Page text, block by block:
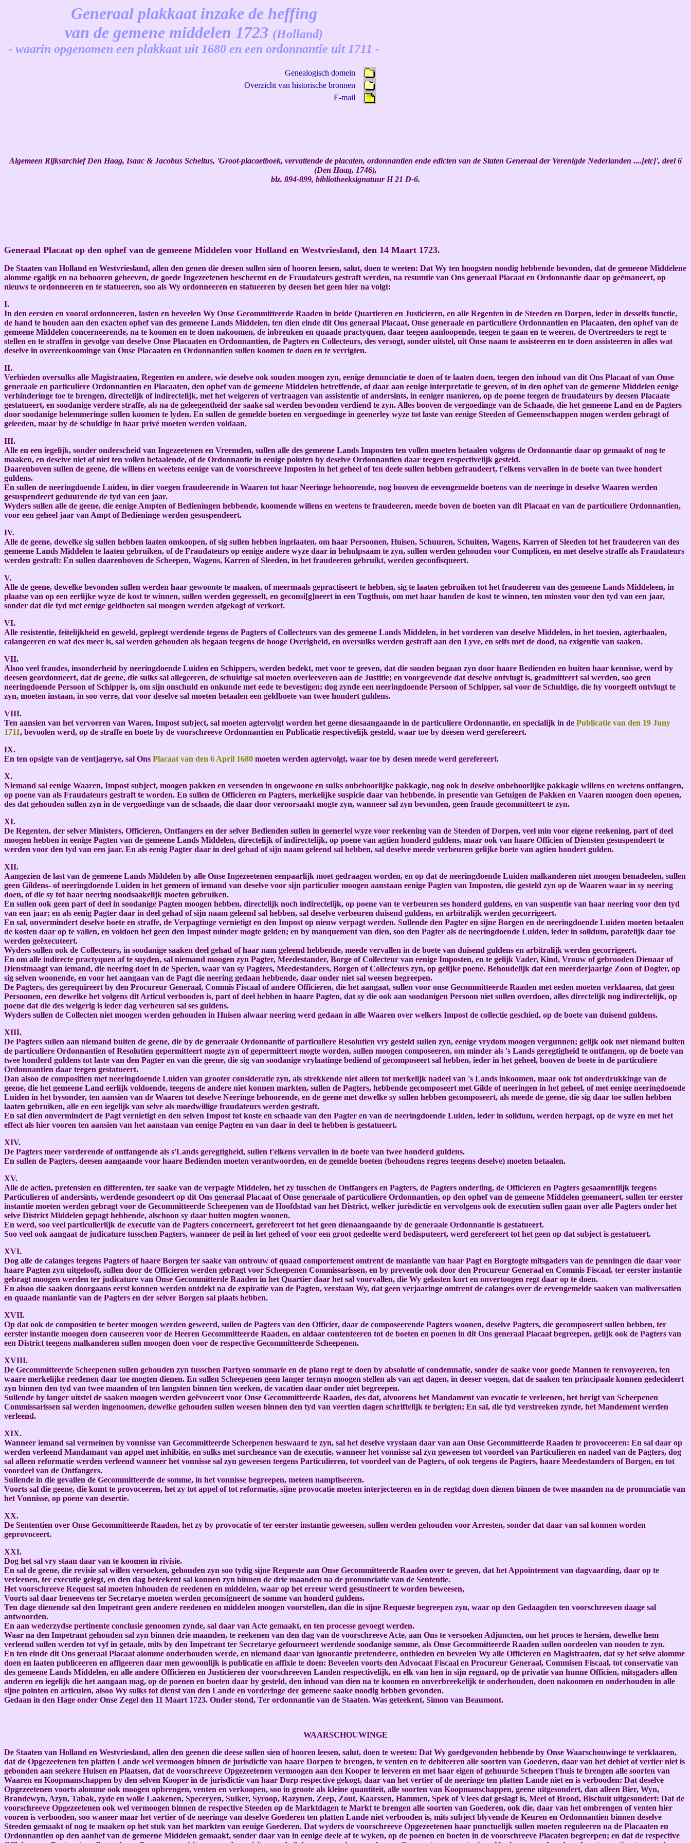
Generaal plakkaat inzake de heffing
van de gemene middelen 1723 (Holland)
- waarin opgenomen een plakkaat uit 1680 en een ordonnantie uit 1711 -
Genealogisch domein
Overzicht van historische bronnen
E-mail
Algemeen Rijksarchief Den Haag, Isaac & Jacobus Scheltus, 'Groot-placaetboek, vervattende de placaten, ordonnantien ende edicten van de Staten Generaal der Verenigde Nederlanden ....[etc]', deel 6
(Den Haag, 1746),
blz. 894-899, bibliotheeksignatuur H 21 D-6.
Generaal Placaat op den ophef van de gemeene Middelen voor Holland en Westvriesland, den 14 Maart 1723.
De Staaten van Holland en Westvriesland, allen den genen die deesen sullen sien of hooren leesen, salut, doen te weeten: Dat Wy ten hoogsten noodig hebbende bevonden, dat de gemeene Middelene
alomme egalijk en na behooren geheeven, de goede Ingezeetenen beschermt en de Fraudateurs gestraft werden, na resumtie van Ons generaal Placaat en Ordonnantie daar op geëmaneert, op
nieuws te ordonneeren en te statueeren, soo als Wy ordonneeren en statueeren by deesen het geen hier na volgt:
I.
In den eersten en vooral ordonneeren, lasten en beveelen Wy Onse Gecommitteerde Raaden in beide Quartieren en Justicieren, en alle Regenten in de Steeden en Dorpen, ieder in desselfs functie,
de hand te houden aan den exacten ophef van des gemeene Lands Middelen, ten dien einde dit Ons generaal Placaat, Onse generaale en particuliere Ordonnantien en Placaaten, den ophef van de
gemeene Middelen concerneerende, na te koomen en te doen nakoomen, de inbreuken en quaade practyquen, daar teegen aanloopende, teegen te gaan en te weeren, de Overtreeders te regt te
stellen en te straffen in gevolge van deselve Onse Placaaten en Ordonnantien, de Pagters en Collecteurs, des versogt, sonder uitstel, uit Onse naam te assisteeren en te doen assisteeren in alles wat
deselve in overeenkoominge van Onse Placaaten en Ordonnantien sullen koomen te doen en te verrigten.
II.
Verbieden oversulks alle Magistraaten, Regenten en andere, wie deselve ook souden moogen zyn, eenige denunciatie te doen of te laaten doen, teegen den inhoud van dit Ons Placaat of van Onse
generaale en particuliere Ordonnantien en Placaaten, den ophef van de gemeene Middelen betreffende, of daar aan eenige interpretatie te geeven, of in den ophef van de gemeene Middelen eenige
verhinderinge toe te brengen, directelijk of indirectelijk, met het weigeren of vertraagen van assistentie of andersints, in eeniger manieren, op de poene teegen de fraudateurs by deesen Placaate
gestatueert, en soodanige verdere straffe, als na de geleegentheid der saake sal werden bevonden verdiend te zyn. Alles booven de vergoedinge van de Schaade, die het gemeene Land en de Pagters
door soodanige belemmeringe sullen koomen te lyden. En sullen de gemelde boeten en vergoedinge in geenerley wyze tot laste van eenige Steeden of Gemeenschappen mogen werden gebragt of
geleeden, maar by de schuldige in haar privé moeten werden voldaan.
III.
Alle en een iegelijk, sonder onderscheid van Ingezeetenen en Vreemden, sullen alle des gemeene Lands Imposten ten vollen moeten betaalen volgens de Ordonnantie daar op gemaakt of nog te
maaken, en deselve niet of niet ten vollen betaalende, of de Ordonnantie in eenige pointen by deselve Ordonnantien daar teegen respectivelijk gesteld.
Daarenboven sullen de geene, die willens en weetens eenige van de voorschreeve Imposten in het geheel of ten deele sullen hebben gefraudeert, t'elkens vervallen in de boete van twee hondert
guldens.
En sullen de neeringdoende Luiden, in dier voegen fraudeerende in Waaren tot haar Neeringe behoorende, nog booven de eevengemelde boetens van de neeringe in deselve Waaren werden
gesuspendeert geduurende de tyd van een jaar.
Wyders sullen alle de geene, die eenige Ampten of Bedieningen hebbende, koomende willens en weetens te fraudeeren, meede boven de boeten van dit Placaat en van de particuliere Ordonnantien,
voor een geheel jaar van Ampt of Bedieninge werden gesuspendeert.
IV.
Alle de geene, dewelke sig sullen hebben laaten omkoopen, of sig sullen hebben ingelaaten, om haar Persoonen, Huisen, Schuuren, Schuiten, Wagens, Karren of Sleeden tot het fraudeeren van des
gemeene Lands Middelen te laaten gebruiken, of de Fraudateurs op eenige andere wyze daar in behulpsaam te zyn, sullen werden gehouden voor Complicen, en met deselve straffe als Fraudateurs
werden gestraft: En sullen daarenboven de Scheepen, Wagens, Karren of Sleeden, in het fraudeeren gebruikt, werden geconfisqueert.
V.
Alle de geene, dewelke bevonden sullen werden haar gewoonte te maaken, of meermaals gepractiseert te hebben, sig te laaten gebruiken tot het fraudeeren van des gemeene Lands Middeleen, in
plaatse van op een eerlijke wyze de kost te winnen, sullen werden gegeesselt, en geconsi[g]neert in een Tugthuis, om met haar handen de kost te winnen, ten minsten voor den tyd van een jaar,
sonder dat die tyd met eenige geldboeten sal moogen werden afgekogt of verkort.
VI.
Alle resistentie, feitelijkheid en geweld, gepleegt werdende tegens de Pagters of Collecteurs van des gemeene Lands Middelen, in het vorderen van deselve Middelen, in het toesien, agterhaalen,
calangeeren en wat des meer is, sal werden gehouden als begaan teegens de hooge Overigheid, en oversulks werden gestraft aan den Lyve, en selfs met de dood, na exigentie van saaken.
VII.
Alsoo veel fraudes, insonderheid by neeringdoende Luiden en Schippers, werden bedekt, met voor te geeven, dat die souden begaan zyn door haare Bedienden en buiten haar kennisse, werd by
deesen geordonneert, dat de geene, die sulks sal allegeeren, de schuldige sal moeten overleeveren aan de Justitie; en voorgeevende dat deselve ontvlugt is, geadmitteert sal werden, soo geen
neeringdoende Persoon of Schipper is, om sijn onschuld en onkunde met eede te bevestigen; dog zynde een neeringdoende Persoon of Schipper, sal voor de Schuldige, die hy voorgeeft ontvlugt te
zyn, moeten instaan, in soo verre, dat voor deselve sal moeten betaalen een geldboete van twee hondert guldens.
VIII.
Ten aansien van het vervoeren van Waren, Impost subject, sal moeten agtervolgt worden het geene diesaangaande in de particuliere Ordonnantie, en specialijk in de Publicatie van den 19 Juny
1711, bevoolen werd, op de straffe en boete by de voorschreeve Ordonnantien en Publicatie respectivelijk gesteld, waar toe by deesen werd gerefereert.
IX.
En ten opsigte van de ventjagerye, sal Ons Placaat van den 6 April 1680 moeten werden agtervolgt, waar toe by desen meede werd gerefereert.
X.
Niemand sal eenige Waaren, Impost subject, moogen pakken en versenden in ongewoone en sulks onbehoorlijke pakkagie, nog ook in deselve onbehoorlijke pakkagie willens en weetens ontfangen,
op poene van als Fraudateurs gestraft te worden. En sullen de Officieren en Pagters, merkelijke suspicie daar van hebbende, in presentie van Getuigen de Pakken en Vaaren moogen doen openen,
des dat gehouden sullen zyn in de vergoedinge van de schaade, die daar door veroorsaakt mogte zyn, wanneer sal zyn bevonden, geen fraude gecommitteert te zyn.
XI.
De Regenten, der selver Ministers, Officieren, Ontfangers en der selver Bedienden sullen in geenerlei wyze voor reekening van de Steeden of Dorpen, veel min voor eigene reekening, part of deel
moogen hebben in eenige Pagten van de gemeene Lands Middelen, directelijk of indirectelijk, op poene van agtien honderd guldens, maar ook van haare Officien of Diensten gesuspendeert te
werden voor den tyd van een jaar. En als eenig Pagter daar in deel gehad of sijn naam geleend sal hebben, sal deselve meede verbeuren gelijke boete van agtien hondert gulden.
XII.
Aangezien de last van de gemeene Lands Middelen by alle Onse Ingezeetenen eenpaarlijk moet gedraagen worden, en op dat de neeringdoende Luiden malkanderen niet moogen benadeelen, sullen
geen Gildens- of neeringdoende Luiden in het gemeen of iemand van deselve voor sijn particulier moogen aanstaan eenige Pagten van Imposten, die gesteld zyn op de Waaren waar in sy neering
doen, of die sy tot haar neering noodsaakelijk moeten gebruiken.
En sullen ook geen part of deel in soodanige Pagten moogen hebben, directelijk noch indirectelijk, op poene van te verbeuren ses honderd guldens, en van suspentie van haar neering voor den tyd
van een jaar; en als eenig Pagter daar in deel gehad of sijn naam geleend sal hebben, sal deselve verbeuren duisend guldens, en arbitralijk werden gecorrigeert.
En sal, onvermindert deselve boete en straffe, de Verpagtinge vernietigt en den Impost op nieuw verpagt werden. Sullende den Pagter en sijne Borgen en de neeringdoende Luiden moeten betaalen
de kosten daar op te vallen, en voldoen het geen den Impost minder mogte gelden; en by manquement van dien, soo den Pagter als de neeringdoende Luiden, ieder in solidum, paratelijk daar toe
werden geëxecuteert.
Wyders sullen ook de Collecteurs, in soodanige saaken deel gehad of haar nam geleend hebbende, meede vervallen in de boete van duisend guldens en arbitralijk werden gecorrigeert.
En om alle indirecte practyquen af te snyden, sal niemand moogen zyn Pagter, Meedestander, Borge of Collecteur van eenige Imposten, en te gelijk Vader, Kind, Vrouw of gebrooden Dienaar of
Dienstmaagt van iemand, die neering doet in de Specien, waar van sy Pagters, Meedestanders, Borgen of Collecteurs zyn, op gelijke poene. Behoudelijk dat een meerderjaarige Zoon of Dogter, op
sig selven woonende, en voor het aangaan van de Pagt die neering gedaan hebbende, daar onder niet sal weesen begreepen.
De Pagters, des gerequireert by den Procureur Generaal, Commis Fiscaal of andere Officieren, die het aangaat, sullen voor onse Gecommitteerde Raaden met eeden moeten verklaaren, dat geen
Persoonen, een dewelke het volgens dit Articul verbooden is, part of deel hebben in haare Pagten, dat sy die ook aan soodanigen Persoon niet sullen overdoen, alles directelijk nog indirectelijk, op
poene dat die des weigerig is ieder dag verbeuren sal ses guldens.
Wyders sullen de Collecten niet moogen werden gehouden in Huisen alwaar neering werd gedaan in alle Waaren over welkers Impost de collectie geschied, op de boete van duisend guldens.
XIII.
De Pagters sullen aan niemand buiten de geene, die by de generaale Ordonnantie of particuliere Resolutien vry gesteld sullen zyn, eenige vrydom moogen vergunnen; gelijk ook met niemand buiten
de particuliere Ordonnantien of Resolutien gepermitteert mogte zyn of gepermitteert mogte worden, sullen moogen composeeren, om minder als 's Lands geregtigheid te ontfangen, op de boete van
twee honderd guldens tot laste van den Pagter en van die geene, die sig van soodanige vrylaatinge bediend of gecomposeert sal hebben, ieder in het geheel, booven de boete in de particuliere
Ordonnantien daar teegen gestatueert.
Dan alsoo de compositien met neeringdoende Luiden van grooter consideratie zyn, als strekkende niet alleen tot merkelijk nadeel van 's Lands inkoomen, maar ook tot onderdrukkinge van de
geene, die het gemeene Land eerlijk voldoende, teegens de andere niet konnen markten, sullen de Pagters, hebbende gecomposeert met Gilde of neeringen in het geheel, of met eenige neeringdoende
Luiden in het bysonder, ten aansien van de Waaren tot deselve Neeringe behoorende, en de geene met dewelke sy sullen hebben gecomposeert, als meede de geene, die sig daar toe sullen hebben
laaten gebruiken, alle en een iegelijk van selve als moedwillige fraudateurs werden gestraft.
En sal dien onvermindert de Pagt vernietigt en den selven Impost tot koste en schaade van den Pagter en van de neeringdoende Luiden, ieder in solidum, werden herpagt, op de wyze en met het
effect als hier vooren ten aansien van het aanstaan van eenige Pagten en van daar in deel te hebben is gestatueert.
XIV.
De Pagters meer vorderende of ontfangende als s'Lands geregtigheid, sullen t'elkens vervallen in de boete van twee honderd guldens.
En sullen de Pagters, deesen aangaande voor haare Bedienden moeten verantwoorden, en de gemelde boeten (behoudens regres teegens deselve) moeten betaalen.
XV.
Alle de actien, pretensien en differenten, ter saake van de verpagte Middelen, het zy tusschen de Ontfangers en Pagters, de Pagters onderling, de Officieren en Pagters gesaamentlijk teegens
Particulieren of andersints, werdende gesondeert op dit Ons generaal Placaat of Onse generaale of particuliere Ordonnantien, op den ophef van de gemeene Middelen geemaneert, sullen ter eerster
instantie moeten werden gebragt voor de Gecommitteerde Scheepenen van de Hoofdstad van het District, welker jurisdictie en vervolgens ook de executien sullen gaan over alle Pagters onder het
selve District Middelen gepagt hebbende, alschoon sy daar buiten mogten woonen.
En werd, soo veel particulierlijk de executie van de Pagters concerneert, gerefereert tot het geen dienaangaande by de generaale Ordonnantie is gestatueert.
Soo veel ook aangaat de judicature tusschen Pagters, wanneer de peil in het geheel of voor een groot gedeelte werd bedisputeert, werd gerefereert tot het geen op dat subject is gestatueert.
XVI.
Dog alle de calanges teegens Pagters of haare Borgen ter saake van ontrouw of quaad comportement omtrent de maniantie van haar Pagt en Borgtogte mitsgaders van de penningen die daar voor
haare Pagten zyn uitgelooft, sullen door de Officieren werden gebragt voor Scheepenen Commissarissen, en by preventie ook door den Procureur Generaal en Commis Fiscaal, ter eerster instantie
gebragt moogen werden ter judicature van Onse Gecommitterde Raaden in het Quartier daar het sal voorvallen, die Wy gelasten kort en onvertoogen regt daar op te doen.
En alsoo die saaken doorgaans eerst konnen werden ontdekt na de expiratie van de Pagten, verstaan Wy, dat geen verjaaringe omtrent de calanges over de eevengemelde saaken van maliversatien
en quaade maniantie van de Pagters en der selver Borgen sal plaats hebben.
XVII.
Op dat ook de compositien te beeter moogen werden geweerd, sullen de Pagters van den Officier, daar de composeerende Pagters woonen, deselve Pagters, die gecomposeert sullen hebben, ter
eerster instantie moogen doen causeeren voor de Heeren Gecommitteerde Raaden, en aldaar contenteeren tot de boeten en poenen in dit Ons generaal Placaat begreepen, gelijk ook de Pagters van
een District teegens malkanderen sullen moogen doen voor de respective Gecommitteerde Scheepenen.
XVIII.
De Gecommitteerde Scheepenen sullen gehouden zyn tusschen Partyen sommarie en de plano regt te doen by absolutie of condemnatie, sonder de saake voor goede Mannen te renvoyeeren, ten
waare merkelijke reedenen daar toe mogten dienen. En sullen Scheepenen geen langer termyn moogen stellen als van agt dagen, in deeser voegen, dat de saaken ten principaale konnen gedecideert
zyn binnen den tyd van twee maanden of ten langsten binnen tien weeken, de vacatien daar onder niet begreepen.
Sullende by langer uitstel de saaken moogen werden geëvoceert voor Onse Gecommitteerde Raaden, des dat, alvoorens het Mandament van evocatie te verleenen, het berigt van Scheepenen
Commissarissen sal werden ingenoomen, dewelke gehouden sullen weesen binnen den tyd van veertien dagen schriftelijk te berigten; En sal, die tyd verstreeken zynde, het Mandement werden
verleend.
XIX.
Wanneer iemand sal vermeinen by vonnisse van Gecommitteerde Scheepenen beswaard te zyn, sal het deselve vrystaan daar van aan Onse Gecommitteerde Raaden te provoceeren: En sal daar op
werden verleend Mandamant van appel met inhibitie, en sulks met surcheance van de executie, wanneer het vonnisse sal zyn geweesen tot voordeel van Particulieren en nadeel van de Pagters, dog
sal alleen reformatie werden verleend wanneer het vonnisse sal zyn geweesen teegens Particulieren, tot voordeel van de Pagters, of ook teegens de Pagters, haare Meedestanders of Borgen, en tot
voordeel van de Ontfangers.
Sullende in die gevallen de Gecommitteerde de somme, in het vonnisse begreepen, meteen namptiseeren.
Voorts sal die geene, die komt te provoceeren, het zy tot appel of tot reformatie, sijne provocatie moeten interjecteeren en in de regtdag doen dienen binnen de twee maanden na de pronunciatie van
het Vonnisse, op poene van desertie.
XX.
De Sententien over Onse Gecommitteerde Raaden, het zy by provocatie of ter eerster instantie geweesen, sullen werden gehouden voor Arresten, sonder dat daar van sal konnen worden
geprovoceert.
XXI.
Dog het sal vry staan daar van te koomen in rivisie.
En sal de geene, die revisie sal willen versoeken, gehouden zyn soo tydig sijne Requeste aan Onse Gecommitteerde Raaden over te geeven, dat het Appointement van dagvaarding, daar op te
verleenen, ter executie gelegt, en den dag beteekent sal konnen zyn binnen de drie maanden na de pronunciatie van de Sententie.
Het voorschreeve Request sal moeten inhouden de reedenen en middelen, waar op het erreur werd gesustineert te worden beweesen,
Voorts sal daar beneevens ter Secretarye moeten werden geconsigneert de somme van honderd guldens.
Ten dage dienende sal den Impetrant geen andere reedenen en middelen moogen voorstellen, dan die in sijne Requeste begreepen zyn, waar op den Gedaagden ten voorschreeven daage sal
antwoorden.
En aan wederzydse pertinente conclusie genoomen zynde, sal daar van Acte gemaakt, en ten processe gevoegt werden.
Waar na den Impetrant gehouden sal zyn binnen drie maanden, te reekenen van den dag van de voorschreeve Acte, aan Ons te versoeken Adjuncten, om het proces te hersien, dewelke hem
verleend sullen werden tot vyf in getaale, mits by den Impetrant ter Secretarye gefourneert werdende soodanige somme, als Onse Gecommitteerde Raaden sullen oordeelen van nooden te zyn.
En ten einde dit Ons generaal Placaat alomme onderhouden werde, en niemand daar van ignorantie pretendeere, ontbieden en beveelen Wy alle Officieren en Magistraaten, dat sy het selve alomme
doen en laaten publiceeren en affigeeren daar men gewoonlijk is publicatie en affixie te doen: Beveelen voorts den Advocaat Fiscaal en Procureur Generaal, Commisen Fiscaal, tot conservatie van
des gemeene Lands Middelen, en alle andere Officieren en Justicieren der voorschreeven Landen respectivelijk, en elk van hen in sijn reguard, op de privatie van hunne Officien, mitsgaders allen
anderen en iegelijk die het aangaan mag, op de poenen en boeten daar by gesteld, den inhoud van dien na te koomen en onverbreekelijk te onderhouden, doen nakoomen en onderhouden in alle
sijne pointen en articulen, alsoo Wy sulks tot dienst van den Lande en vorderinge der gemeene saake noodig hebben gevonden.
Gedaan in den Hage onder Onse Zegel den 11 Maart 1723. Onder stond, Ter ordonnantie van de Staaten. Was geteekent, Simon van Beaumont.
WAARSCHOUWINGE
De Staaten van Holland en Westvriesland, allen den geenen die deese sullen sien of hooren leesen, salut, doen te weeten: Dat Wy goedgevonden hebbende by Onse Waarschouwinge te verklaaren,
dat de Opgezeetenen ten platten Lande wel vermoogen binnen de jurisdictie van haare Dorpen te brengen, te venten en te debiteeren alle soorten van Goederen, daar van het debiet of vertier niet is
gebonden aan seekere Huisen en Plaatsen, dat de voorschreeve Opgezeetenen vermoogen aan den Kooper te leeveren en met haar eigen of gehuurde Scheepen t'huis te brengen alle soorten van
Waaren en Koopmanschappen by den selven Kooper in de jurisdictie van haar Dorp respective gekogt, daar van het vertier of de neeringe ten platten Lande niet en is verbooden: Dat deselve
Opgezeetenen voorts alomme ook moogen opbrengen, venten en verkoopen, soo in groote als kleine quantiteit, alle soorten van Koopmanschappen, geene uitgesondert, dan alleen Bier, Wyn,
Brandewyn, Azyn, Tabak, zyde en wolle Laakenen, Speceryen, Suiker, Syroop, Razynen, Zeep, Zout, Kaarssen, Hammen, Spek of Vlees dat geslagt is, Meel of Brood, Bischuit uitgesondert: Dat de
voorschreeve Opgezeetenen ook wel vermoogen binnen de respective Steeden op de Marktdagen te Markt te brengen alle soorten van Goederen, ook die, daar van het ombrengen of venten hier
vooren is verbooden, soo waneer maar het vertier of de neeringe van deselve Goederen ten platten Lande niet verbooden is, mits subject blyvende de Keuren en Ordonnantien binnen deselve
Steeden gemaakt of nog te maaken op het stuk van het markten van eenige Goederen. Dat wyders de voorschreeve Opgezeetenen haar punctuelijk sullen moeten reguleeren na de Placaaten en
Ordonnantien op den aanhef van de gemeene Middelen gemaakt, sonder daar van in eenige deele af te wyken, op de poenen en boeten in de voorschreeve Placaten begreepen; en dat de respective